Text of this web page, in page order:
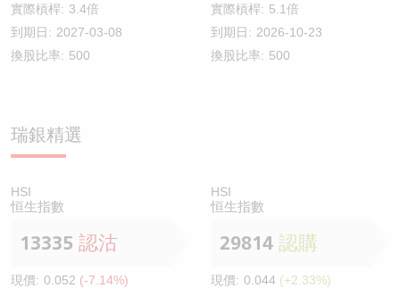
實際槓桿: 3.4倍
到期日: 2027-03-08
換股比率: 500
實際槓桿: 5.1倍
到期日: 2026-10-23
換股比率: 500
瑞銀精選
HSI
恒生指數
13335 認沽
現價: 0.052 (-7.14%)
HSI
恒生指數
29814 認購
現價: 0.044 (+2.33%)